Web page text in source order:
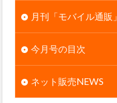
月刊「モバイル通販」
今月号の目次
ネット販売NEWS